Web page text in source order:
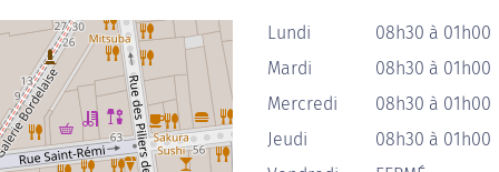
Lundi
08h30 à 01h00
Mardi
08h30 à 01h00
Mercredi
08h30 à 01h00
Jeudi
08h30 à 01h00